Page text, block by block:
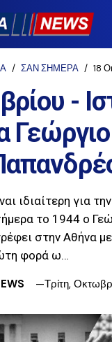
ΣΑΝ ΣΗΜΕΡΑ 18
-
ιδιαίτερη για
το 1944 ο
στην Αθήνα με
φορά ω…
Τρίτη,